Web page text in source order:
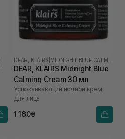
DEAR, KLAIRS
DEAR, KLAIRS Midnight Blue
Calming Cream 30 мл
Успокаивающий ночной крем
для лица
1 160₴